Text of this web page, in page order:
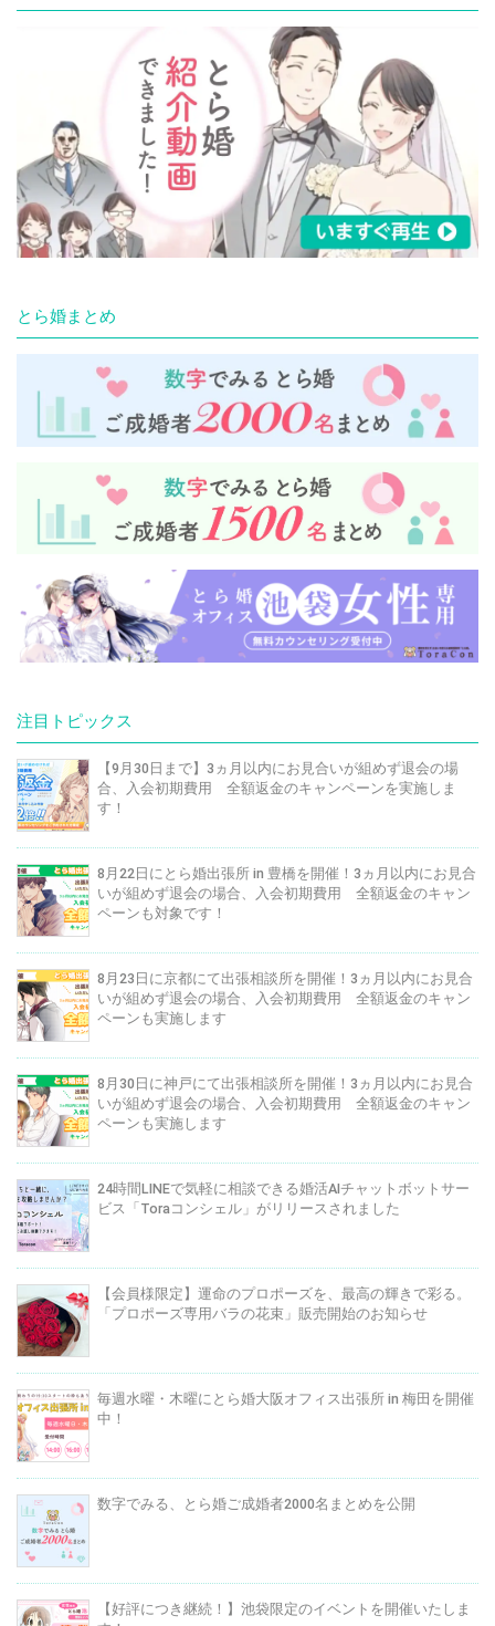
とら婚まとめ
注目トピックス
【9月30日まで】3ヵ月以内にお見合いが組めず退会の場
合、入会初期費用 全額返金のキャンペーンを実施しま
す！
8月22日にとら婚出張所 in 豊橋を開催！3ヵ月以内にお見合
いが組めず退会の場合、入会初期費用 全額返金のキャン
ペーンも対象です！
8月23日に京都にて出張相談所を開催！3ヵ月以内にお見合
いが組めず退会の場合、入会初期費用 全額返金のキャン
ペーンも実施します
8月30日に神戸にて出張相談所を開催！3ヵ月以内にお見合
いが組めず退会の場合、入会初期費用 全額返金のキャン
ペーンも実施します
24時間LINEで気軽に相談できる婚活AIチャットボットサー
ビス「Toraコンシェル」がリリースされました
【会員様限定】運命のプロポーズを、最高の輝きで彩る。
「プロポーズ専用バラの花束」販売開始のお知らせ
毎週水曜・木曜にとら婚大阪オフィス出張所 in 梅田を開催
中！
数字でみる、とら婚ご成婚者2000名まとめを公開
【好評につき継続！】池袋限定のイベントを開催いたしま